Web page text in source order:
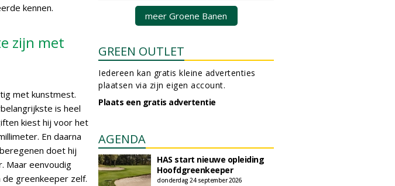
kennen.
zijn met
met kunstmest.
is heel
kiest hij voor het
En daarna
doet hij
Maar eenvoudig
greenkeeper zelf.
meer Groene Banen
GREEN OUTLET
Iedereen kan gratis kleine advertenties
plaatsen via zijn eigen account.
Plaats een gratis advertentie
AGENDA
HAS start nieuwe opleiding
Hoofdgreenkeeper
donderdag 24 september 2026